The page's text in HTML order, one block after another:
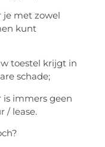
je met zowel
kunt
toestel krijgt in
schade;
is immers geen
/ lease.